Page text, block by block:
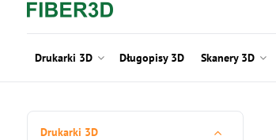
Drukarki 3D Długopisy 3D Skanery 3D
Drukarki 3D